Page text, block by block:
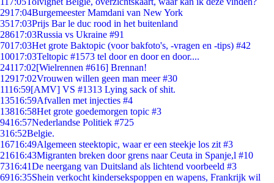
2917:04Burgemeester Mamdani van New York
3517:03Prijs Bar le duc rood in het buitenland
28617:03Russia vs Ukraine #91
7017:03Het grote Baktopic (voor bakfoto's, -vragen en -tips) #42
10017:03Teltopic #1573 tel door en door en door....
24117:02[Wielrennen #616] Brennan!
12917:02Vrouwen willen geen man meer #30
1116:59[AMV] VS #1313 Lying sack of shit.
13516:59Afvallen met injecties #4
13816:58Het grote goedemorgen topic #3
9416:57Nederlandse Politiek #725
316:52Belgie.
16716:49Algemeen steektopic, waar er een steekje los zit #3
21616:43Migranten breken door grens naar Ceuta in Spanje,l #10
7316:41De neergang van Duitsland als lichtend voorbeeld #3
6916:35Shein verkocht kindersekspoppen en wapens, Frankrijk wil